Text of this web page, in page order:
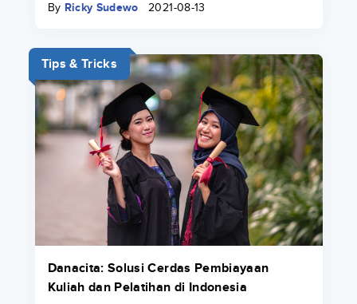
By Ricky Sudewo 2021-08-13
Tips & Tricks
Danacita: Solusi Cerdas Pembiayaan
Kuliah dan Pelatihan di Indonesia